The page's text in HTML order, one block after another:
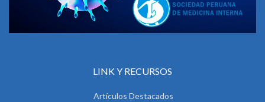
LINK Y RECURSOS
Artículos Destacados